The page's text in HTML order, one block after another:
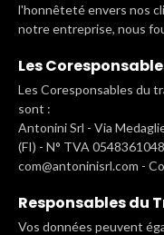
l'honnêteté envers nos
notre entreprise, nous
Les
Les Coresponsables du
sont :
Antonini Srl - Via
(FI) - N° TVA
com@antoninisrl.com -
Responsables du
Vos données peuvent